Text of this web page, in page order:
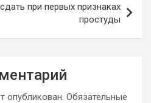
при первых признаках
простуды
опубликован. Обязательные